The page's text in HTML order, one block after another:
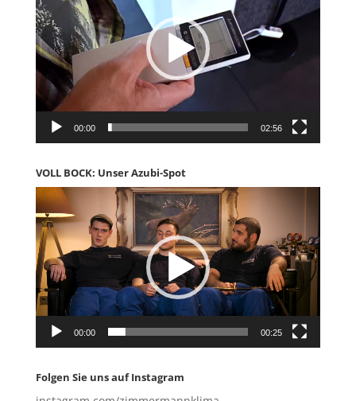
00:00 02:56
VOLL BOCK: Unser Azubi-Spot
Video-
Player
00:00 00:25
Folgen Sie uns auf Instagram